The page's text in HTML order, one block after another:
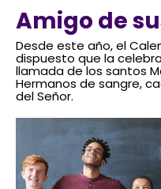
Amigo de
Desde este año, el
dispuesto que la
llamada de los santos
Hermanos de sangre,
del Señor.